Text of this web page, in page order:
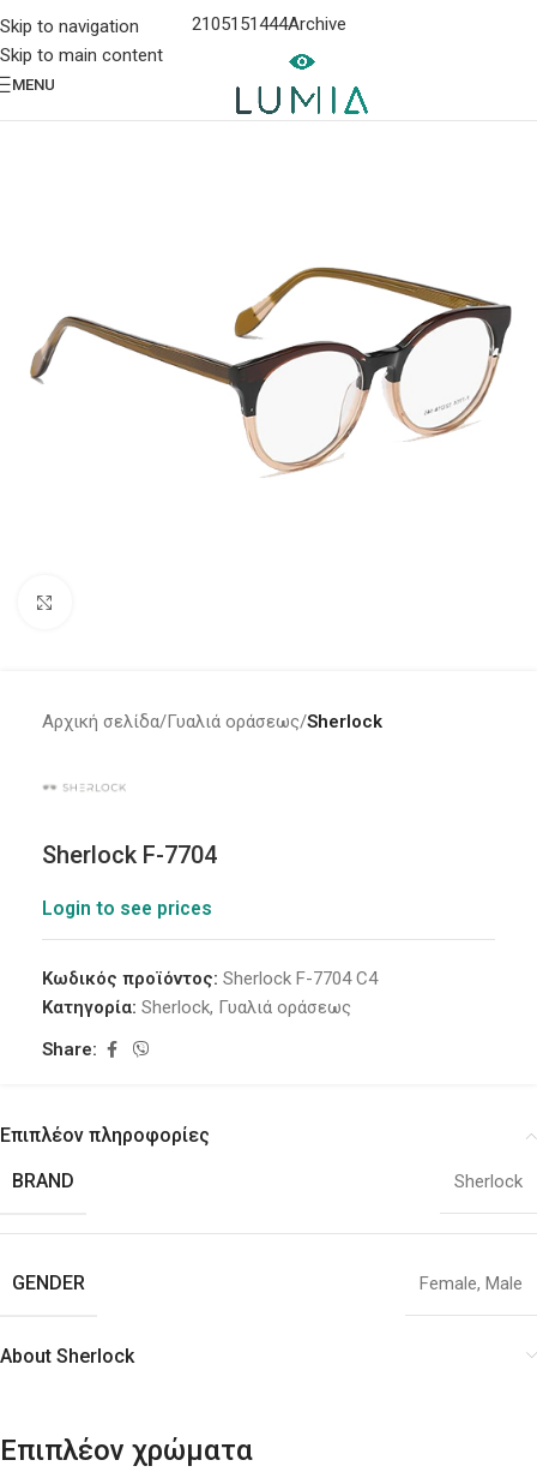
Skip to navigation
Skip to main content
2105151444Archive
MENU
Αρχική σελίδα Γυαλιά οράσεως Sherlock
Sherlock F-7704
Login to see prices
Κωδικός προϊόντος: Sherlock F-7704 C4
Κατηγορία: Sherlock, Γυαλιά οράσεως
Share:
Επιπλέον πληροφορίες
BRAND
Sherlock
GENDER Female, Male
About Sherlock
Επιπλέον χρώματα